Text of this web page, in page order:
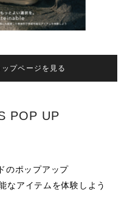
プページを見る
POP UP
のポップアップ
なアイテムを体験しよう